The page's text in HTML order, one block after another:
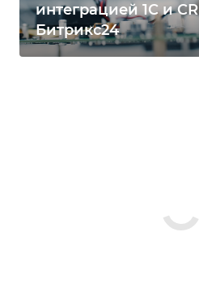
интеграцией 1С и
Битрикс24